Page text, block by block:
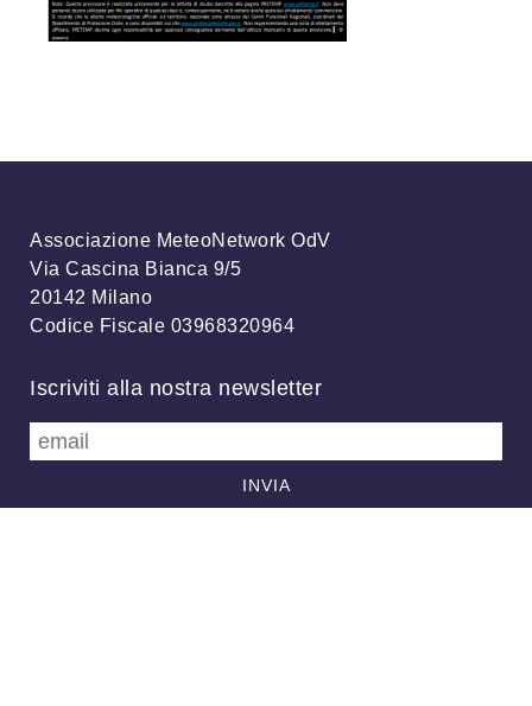
Associazione MeteoNetwork OdV
Via Cascina Bianca 9/5
20142 Milano
Codice Fiscale 03968320964
Iscriviti alla nostra newsletter